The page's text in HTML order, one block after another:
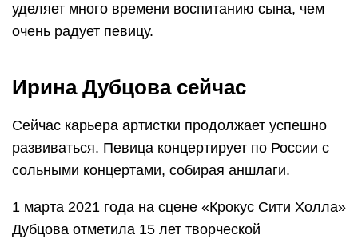
уделяет много времени воспитанию сына, чем
очень радует певицу.
Ирина Дубцова сейчас
Сейчас карьера артистки продолжает успешно
развиваться. Певица концертирует по России с
сольными концертами, собирая аншлаги.
1 марта 2021 года на сцене «Крокус Сити Холла»
Дубцова отметила 15 лет творческой